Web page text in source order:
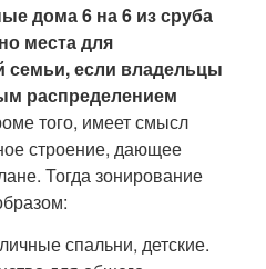
дома 6 на 6 из сруба
места для
семьи, если владельцы
распределением
того, имеет смысл
строение, дающее
Тогда зонирование
спальни, детские.